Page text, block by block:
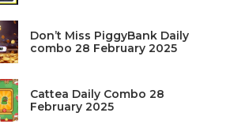
Don’t Miss PiggyBank Daily
combo 28 February 2025
Cattea Daily Combo 28
February 2025